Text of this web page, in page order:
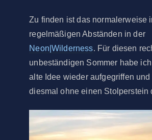
Zu finden ist das normalerweise
regelmäßigen Abständen in der
Neon|Wilderness. Für diesen
unbeständigen Sommer habe
alte Idee wieder aufgegriffen
diesmal ohne einen Stolperstein